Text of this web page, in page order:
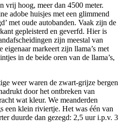
vrij hoog, meer dan 4500 meter.
adobe huisjes met een glimmend
met oude autobanden. Vaak zijn de
gepleisterd en geverfd. Hier is
zijn meestal van
eigenaar markeert zijn llama’s met
in de beide oren van de llama’s,
weer waren de zwart-grijze bergen
door het ontbreken van
wat kleur. We meanderden
een klein riviertje. Het was één van
duurde dan gezegd: 2,5 uur i.p.v. 3